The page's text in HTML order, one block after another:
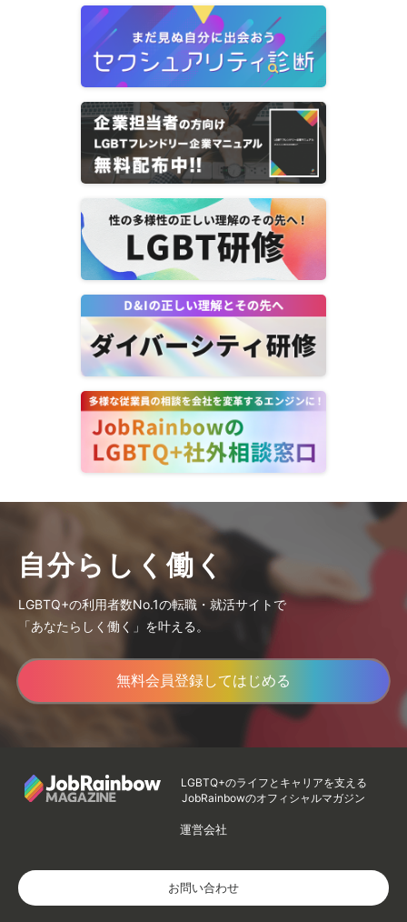
自分らしく働く
LGBTQ+の利用者数No.1の転職・就活サイトで
「あなたらしく働く」を叶える。
無料会員登録してはじめる
LGBTQ+のライフとキャリアを支える
JobRainbowのオフィシャルマガジン
運営会社
お問い合わせ